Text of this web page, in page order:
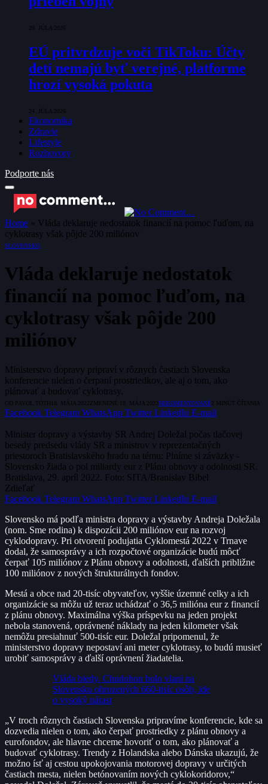
28. JÚLA 2026
EÚ pritvrdzuje voči TikToku: Účty
detí nemajú byť verejné, platforme
hrozí vysoká pokuta
24. JÚLA 2026
Ekonomika
Zdravie
Lifestyle
Rozhovory
Podporte nás
Home » Vláda deklaruje nedostatok financií na pomoc ľuďom, na
cyklotrasy však pôjde 200 miliónov
SLOVENSKO
Vláda deklaruje nedostatok
financií na pomoc ľuďom, na
cyklotrasy však pôjde 200
miliónov
Ministerstvo dopravy pripraví v rôznych častiach Slovenska
konferencie nielen o čerpaní prostriedkov, ale aj o tom, ako
plánovať a budovať cyklotrasy.
OD PAVOL TÓTH 18. MÁJA 2022 ZMENENÉ: 18. MÁJA 2022 NEKOMENTOVANÉ 2 MINÚT ČÍTANIA
Facebook Telegram WhatsApp Twitter LinkedIn E-mail
Minister dopravy a výstavby SR Andrej Doležal počas tlačovej
besedy predsedu vlády SR a ministrov v reprezentačných
priestoroch Bratislavského hradu na tému: Plníme si záväzky -
Slovensko žiada o pol miliardy eur z Plánu obnovy a odolnosti SR.
Bratislava, 29. apríl 2022. Foto: SITA/Branislav Bibel
Zdieľať
Facebook Telegram WhatsApp Twitter LinkedIn E-mail
Slovensko má podľa ministra dopravy a výstavby Andreja Doležala
(nom. Sme rodina) k dispozícii 200 miliónov eur na rozvoj
cyklodopravy. Pri otvorení podujatia Cyklomestá 2022 v Trnave
dodal, že samosprávy a ich rozpočtové organizácie budú môcť
čerpať 105 miliónov z Plánu obnovy a odolnosti, ďalších približne
100 miliónov z nových štrukturálnych fondov.
Mestá a obce nad 20-tisíc obyvateľov, vyššie územné celky a ich
organizácie sa môžu už teraz uchádzať o 36,5 milióna eur z financií
z plánu obnovy. Maximálna výška príspevku na jeden projekt
nebola stanovená, oprávnené náklady na jeden kilometer však
nemôžu presiahnuť 500-tisíc eur. Doležal pripomenul, že
ministerstvo dopravy nepostaví ani meter cyklotrasy, to budú musieť
urobiť samosprávy a ďalší oprávnení žiadatelia.
Vláda biedy. Chudobou bolo vlani na
Slovensku ohrozených 660-tisíc osôb, ide
o vysoký nárast
„V troch rôznych častiach Slovenska pripravíme konferencie, kde sa
dozvedia nielen o tom, ako čerpať prostriedky z plánu obnovy a
eurofondov, ale hlavne chceme hovoriť o tom, ako plánovať a
budovať cyklotrasy. Trendy z Holandska alebo Dánska ukazujú, že
možno ísť aj cestou upokojovania motorovej dopravy v určitých
častiach mesta, nielen betónovaním nových cyklokoridorov,“